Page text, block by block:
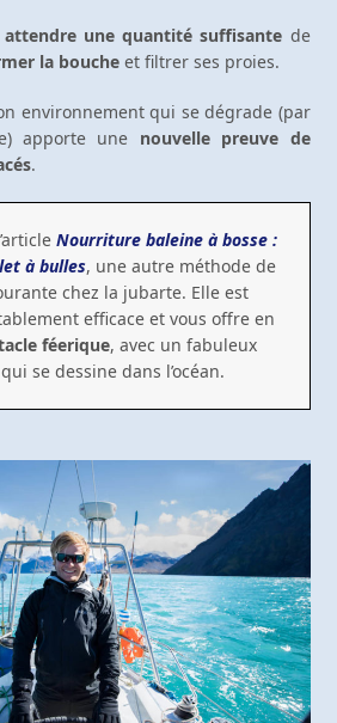
attendre une quantité suffisante de
la bouche et filtrer ses proies.
environnement qui se dégrade (par
apporte une nouvelle preuve de
.
Nourriture baleine à bosse :
à bulles, une autre méthode de
chez la jubarte. Elle est
efficace et vous offre en
féerique, avec un fabuleux
se dessine dans l’océan.